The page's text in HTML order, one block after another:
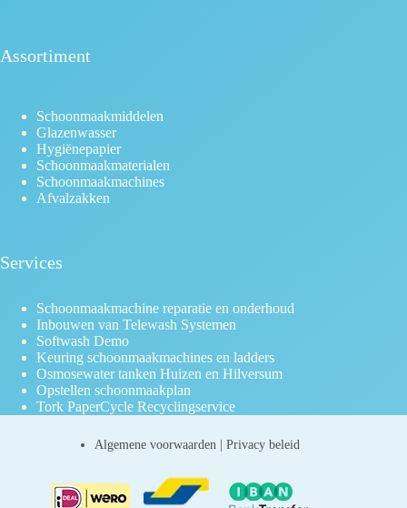
Assortiment
Schoonmaakmiddelen
Glazenwasser
Hygiënepapier
Schoonmaakmaterialen
Schoonmaakmachines
Afvalzakken
Services
Schoonmaakmachine reparatie en onderhoud
Inbouwen van Telewash Systemen
Softwash Demo
Keuring schoonmaakmachines en ladders
Osmosewater tanken Huizen en Hilversum
Opstellen schoonmaakplan
Tork PaperCycle Recyclingservice
Algemene voorwaarden |Privacy beleid